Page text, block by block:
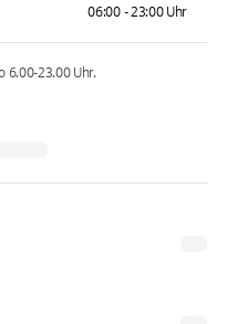
06:00 - 23:00 Uhr
6.00-23.00Uhr.